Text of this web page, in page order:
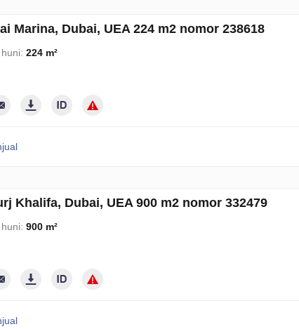
Marina, Dubai, UEA 224 m2 nomor 238618
224 m²
Khalifa, Dubai, UEA 900 m2 nomor 332479
900 m²